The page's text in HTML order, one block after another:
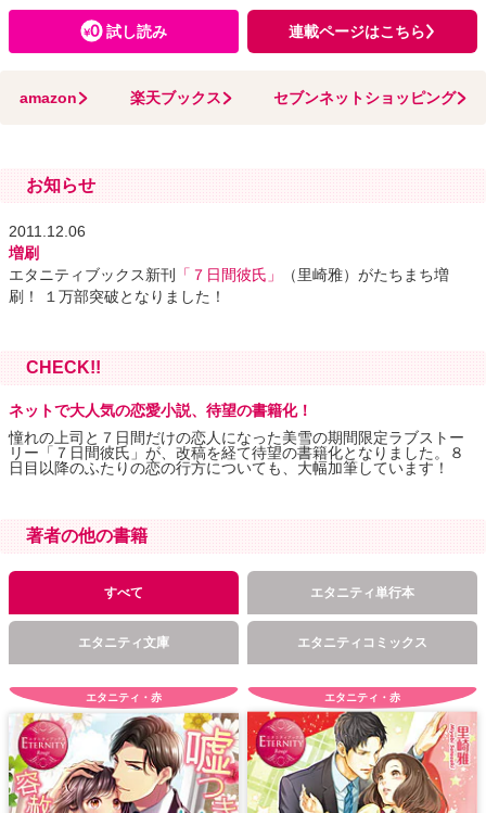
試し読み 連載ページはこちら
amazon 楽天ブックス セブンネットショッピング
お知らせ
2011.12.06
増刷
エタニティブックス新刊
「７日間彼氏」
（里崎雅）がたちまち増
刷！ １万部突破となりました！
CHECK!!
ネットで大人気の恋愛小説、待望の書籍化！
憧れの上司と７日間だけの恋人になった美雪の期間限定ラブストー
リー「７日間彼氏」が、改稿を経て待望の書籍化となりました。８
日目以降のふたりの恋の行方についても、大幅加筆しています！
著者の他の書籍
すべて エタニティ単行本
エタニティ文庫 エタニティコミックス
エタニティ・赤 エタニティ・赤